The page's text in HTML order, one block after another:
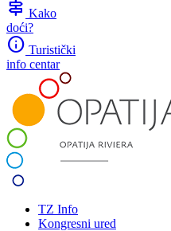
signpost Kako
doći?
info Turistički
info centar
TZ Info
Kongresni ured